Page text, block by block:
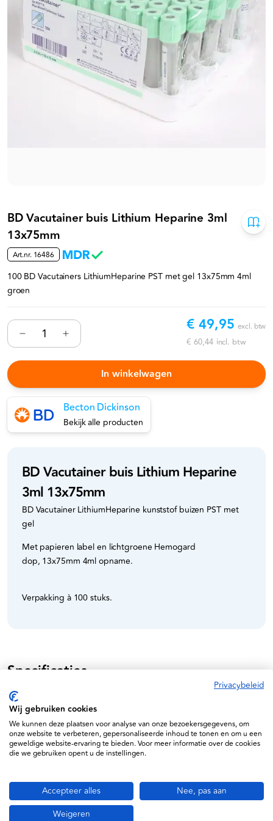
BD Vacutainer buis Lithium Heparine 3ml
13x75mm
Art.nr. 16486
100 BD Vacutainers LithiumHeparine PST met gel 13x75mm 4ml
groen
€ 49,95 excl. btw
€ 60,44 incl. btw
In winkelwagen
Becton Dickinson
Bekijk alle producten
BD Vacutainer buis Lithium Heparine
3ml 13x75mm
BD Vacutainer LithiumHeparine kunststof buizen PST met
gel
Met papieren label en lichtgroene Hemogard
dop, 13x75mm 4ml opname.
Verpakking à 100 stuks.
Specificaties
30382903673743
MDR Approved
Privacybeleid
Wij gebruiken cookies
We kunnen deze plaatsen voor analyse van onze bezoekersgegevens, om
onze website te verbeteren, gepersonaliseerde inhoud te tonen en om u een
geweldige website-ervaring te bieden. Voor meer informatie over de cookies
die we gebruiken opent u de instellingen.
Accepteer alles
Nee, pas aan
Weigeren